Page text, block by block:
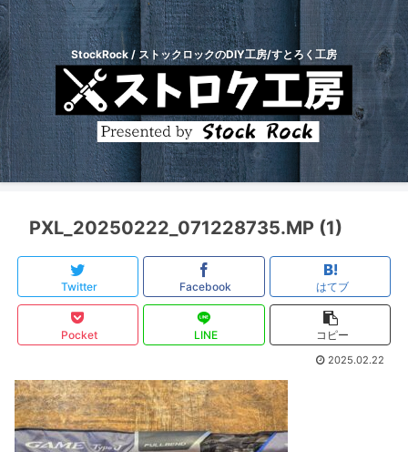
StockRock / ストックロックのDIY工房/すとろく工房
PXL_20250222_071228735.MP (1)
Twitter Facebook はてブ
Pocket LINE コピー
2025.02.22